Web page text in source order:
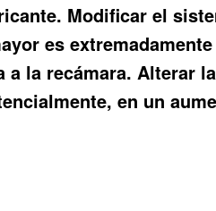
Modificar el
es extremadamente
la recámara. Alterar la
en un